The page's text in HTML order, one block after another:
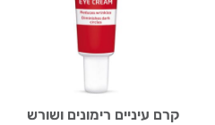
קרם עיניים רימונים ושורש